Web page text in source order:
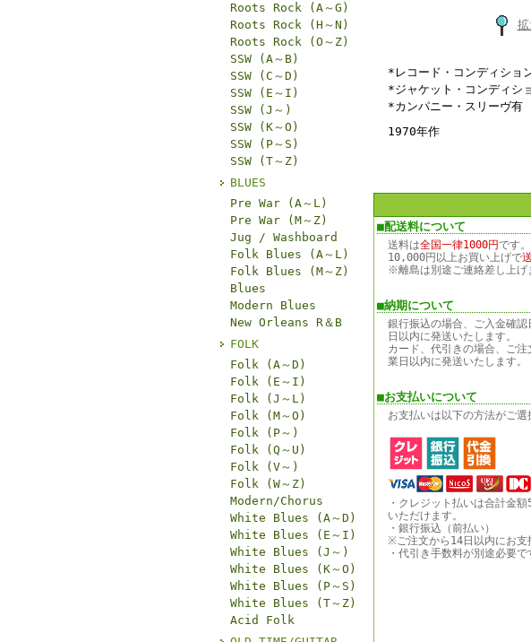
Roots Rock (A～G)
Roots Rock (H～N)
Roots Rock (O～Z)
SSW (A～B)
SSW (C～D)
SSW (E～I)
SSW (J～)
SSW (K～O)
SSW (P～S)
SSW (T～Z)
BLUES
Pre War (A～L)
Pre War (M～Z)
Jug / Washboard
Folk Blues (A～L)
Folk Blues (M～Z)
Blues
Modern Blues
New Orleans R＆B
FOLK
Folk (A～D)
Folk (E～I)
Folk (J～L)
Folk (M～O)
Folk (P～)
Folk (Q～U)
Folk (V～)
Folk (W～Z)
Modern/Chorus
White Blues (A～D)
White Blues (E～I)
White Blues (J～)
White Blues (K～O)
White Blues (P～S)
White Blues (T～Z)
Acid Folk
*レコード・コンディシ
*ジャケット・コンディ
*カンパニー・スリーヴ
■配送料について
送料は全国一律1000円です。
10,000円以上お買い上げで
※離島は別途ご連絡差し上げ
■納期について
銀行振込の場合、ご入金確
日以内に発送いたします。
カード、代引きの場合、ご
業日以内に発送いたします。
■お支払いについて
お支払いは以下の方法がご選
・クレジット払いは合計金
いただけます。
・銀行振込（前払い）
※ご注文から14日以内にお支
・代引き手数料が別途必要で